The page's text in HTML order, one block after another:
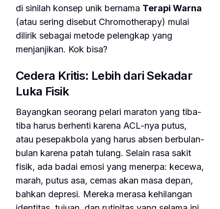
di sinilah konsep unik bernama Terapi Warna
(atau sering disebut Chromotherapy) mulai
dilirik sebagai metode pelengkap yang
menjanjikan. Kok bisa?
Cedera Kritis: Lebih dari Sekadar
Luka Fisik
Bayangkan seorang pelari maraton yang tiba-
tiba harus berhenti karena ACL-nya putus,
atau pesepakbola yang harus absen berbulan-
bulan karena patah tulang. Selain rasa sakit
fisik, ada badai emosi yang menerpa: kecewa,
marah, putus asa, cemas akan masa depan,
bahkan depresi. Mereka merasa kehilangan